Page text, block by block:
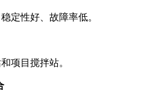
定性好、故障率低。
项目搅拌站。